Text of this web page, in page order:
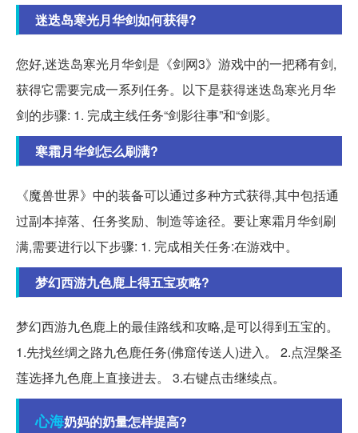
迷迭岛寒光月华剑如何获得?
您好,迷迭岛寒光月华剑是《剑网3》游戏中的一把稀有剑,
获得它需要完成一系列任务。以下是获得迷迭岛寒光月华
剑的步骤: 1. 完成主线任务“剑影往事”和“剑影。
寒霜月华剑怎么刷满?
《魔兽世界》中的装备可以通过多种方式获得,其中包括通
过副本掉落、任务奖励、制造等途径。要让寒霜月华剑刷
满,需要进行以下步骤: 1. 完成相关任务:在游戏中。
梦幻西游九色鹿上得五宝攻略?
梦幻西游九色鹿上的最佳路线和攻略,是可以得到五宝的。
1.先找丝绸之路九色鹿任务(佛窟传送人)进入。 2.点涅槃圣
莲选择九色鹿上直接进去。 3.右键点击继续点。
心海奶妈的奶量怎样提高?